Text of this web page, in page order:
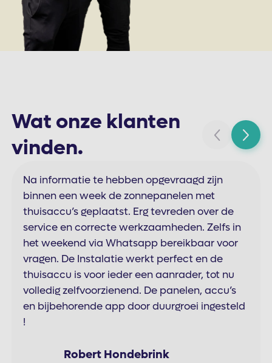
Wat onze klanten
vinden.
Na informatie te hebben opgevraagd zijn
binnen een week de zonnepanelen met
thuisaccu’s geplaatst. Erg tevreden over de
service en correcte werkzaamheden. Zelfs in
het weekend via Whatsapp bereikbaar voor
vragen. De Instalatie werkt perfect en de
thuisaccu is voor ieder een aanrader, tot nu
volledig zelfvoorzienend. De panelen, accu’s
en bijbehorende app door duurgroei ingesteld
!
Robert Hondebrink